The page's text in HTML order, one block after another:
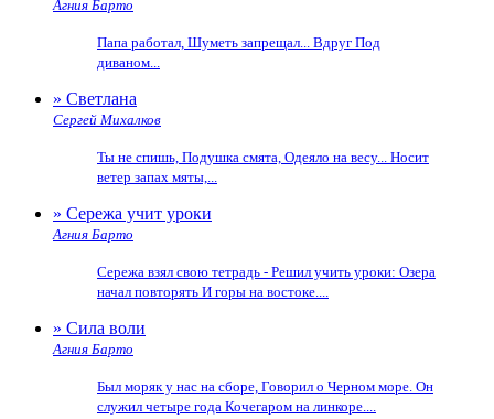
Агния Барто
Папа работал, Шуметь запрещал... Вдруг Под
диваном...
» Светлана
Сергей Михалков
Ты не спишь, Подушка смята, Одеяло на весу... Носит
ветер запах мяты,...
» Сережа учит уроки
Агния Барто
Сережа взял свою тетрадь - Решил учить уроки: Озера
начал повторять И горы на востоке....
» Сила воли
Агния Барто
Был моряк у нас на сборе, Говорил о Черном море. Он
служил четыре года Кочегаром на линкоре....